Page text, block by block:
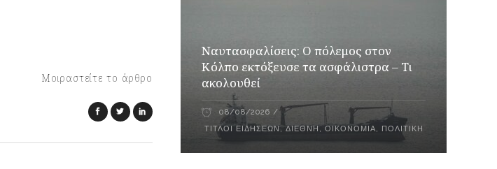
Μοιραστείτε το άρθρο
Ναυτασφαλίσεις: Ο πόλεμος στον
Κόλπο εκτόξευσε τα ασφάλιστρα – Τι
ακολουθεί
08/08/2026
ΤΊΤΛΟΙ ΕΙΔΉΣΕΩΝ,ΔΙΕΘΝΉ,ΟΙΚΟΝΟΜΊΑ, ΠΟΛΙΤΙΚΉ